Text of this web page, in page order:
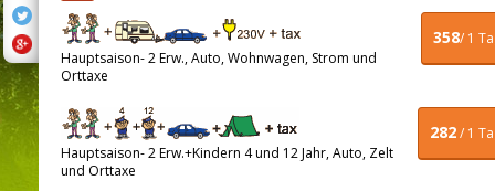
358/ 1
Hauptsaison- 2 Erw., Auto, Wohnwagen, Strom und
Orttaxe
282/ 1
Hauptsaison- 2 Erw.+Kindern 4 und 12 Jahr, Auto, Zelt
und Orttaxe